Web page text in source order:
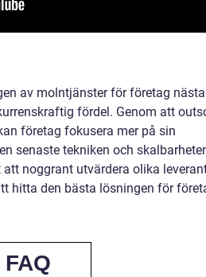
av molntjänster för företag
fördel. Genom att
företag fokusera mer på sin
senaste tekniken och
noggrant utvärdera olika
hitta den bästa lösningen för
FAQ